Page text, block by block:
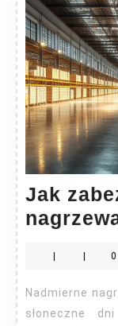
Jak
| |
Nadmierne nagrzewanie pomieszczeń przez okna w
słoneczne